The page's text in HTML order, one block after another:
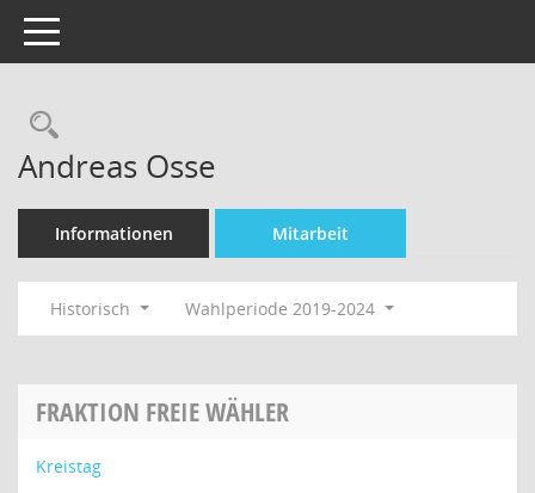
Toggle navigation
Rechercheauswahl
Andreas Osse
Informationen Mitarbeit
Historisch Wahlperiode 2019-2024
FRAKTION FREIE WÄHLER
Kreistag